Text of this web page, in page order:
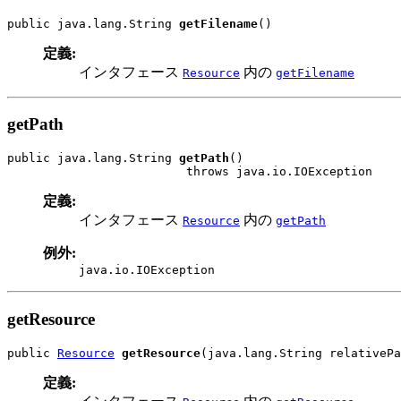
public java.lang.String getFilename()
定義:
インタフェース Resource 内の getFilename
getPath
public java.lang.String getPath ()
                         throws java.io.IOException
定義:
インタフェース Resource 内の getPath
例外:
java.io.IOException
getResource
public Resource getResource(java.lang.String
定義: